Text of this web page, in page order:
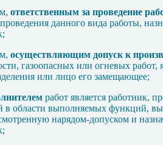
ответственным за проведение
данного вида работы,
осуществляющим допуск к
газоопасных или огневых работ,
или лицо его замещающее;
работ является работник,
в области выполняемых функций,
нарядом-допуском и